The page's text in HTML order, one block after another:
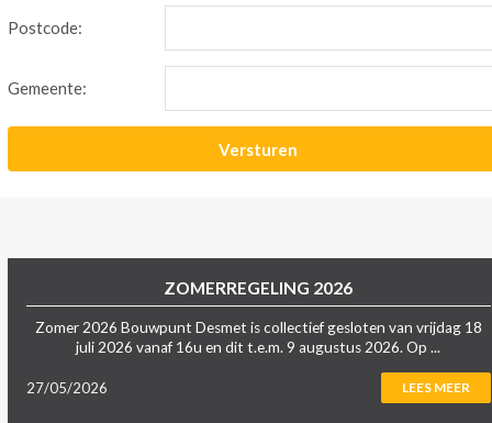
Postcode:
Gemeente:
ZOMERREGELING 2026
Zomer 2026 Bouwpunt Desmet is collectief gesloten van vrijdag 18
juli 2026 vanaf 16u en dit t.e.m. 9 augustus 2026. Op ...
27/05/2026 LEES MEER